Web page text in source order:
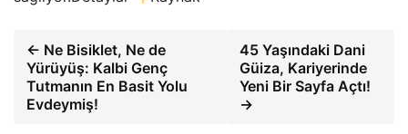
← Ne Bisiklet, Ne de
Yürüyüş: Kalbi Genç
Tutmanın En Basit Yolu
Evdeymiş!
45 Yaşındaki Dani
Güiza, Kariyerinde
Yeni Bir Sayfa Açtı!
→